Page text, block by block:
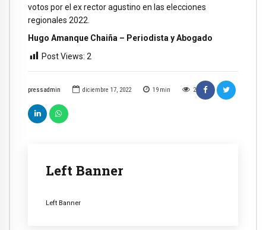
pressadmin diciembre 17, 2022 19 min 2
Left Banner
Left Banner
votos por el ex rector agustino en las elecciones
regionales 2022.
Hugo Amanque Chaiña – Periodista y Abogado
Post Views: 2